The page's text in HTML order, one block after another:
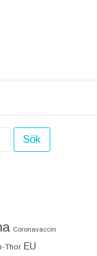
Coronavaccin
Thor EU